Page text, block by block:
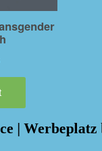
| Werbeplatz